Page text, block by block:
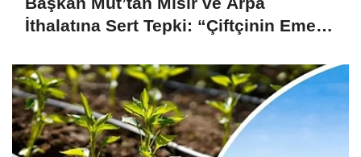
İthalatına Sert Tepki: “Çiftçinin Emeği